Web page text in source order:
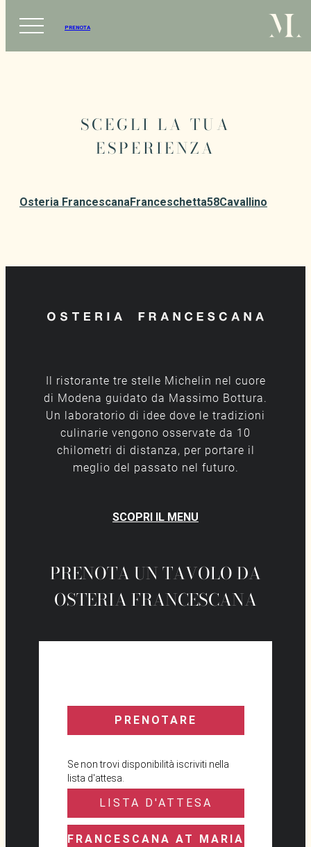
PRENOTA
SCEGLI LA TUA
ESPERIENZA
Osteria FrancescanaFranceschetta58Cavallino
Il ristorante tre stelle Michelin nel cuore
di Modena guidato da Massimo Bottura.
Un laboratorio di idee dove le tradizioni
culinarie vengono osservate da 10
chilometri di distanza, per portare il
meglio del passato nel futuro.
SCOPRI IL MENU
PRENOTA UN TAVOLO DA
OSTERIA FRANCESCANA